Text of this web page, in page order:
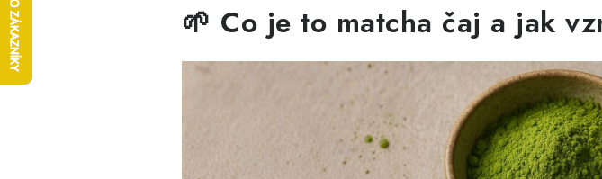
🌱 Co je to matcha čaj a jak